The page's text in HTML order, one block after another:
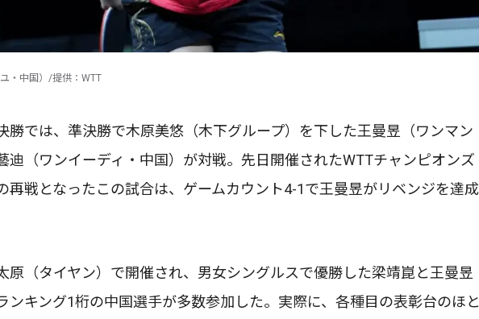
・中国）/提供：WTT
勝では、準決勝で木原美悠（木下グループ）を下した王曼昱（ワンマン
迪（ワンイーディ・中国）が対戦。先日開催されたWTTチャンピオンズ
再戦となったこの試合は、ゲームカウント4-1で王曼昱がリベンジを達成
原（タイヤン）で開催され、男女シングルスで優勝した梁靖崑と王曼昱
ンキング1桁の中国選手が多数参加した。実際に、各種目の表彰台のほと